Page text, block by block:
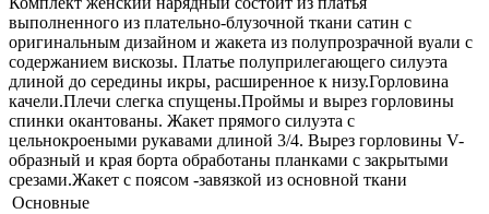
выполненного из плательно-блузочной ткани сатин с
оригинальным дизайном и жакета из полупрозрачной вуали с
содержанием вискозы. Платье полуприлегающего силуэта
длиной до середины икры, расширенное к низу.Горловина
качели.Плечи слегка спущены.Проймы и вырез горловины
спинки окантованы. Жакет прямого силуэта с
цельнокроеными рукавами длиной 3/4. Вырез горловины V-
образный и края борта обработаны планками с закрытыми
срезами.Жакет с поясом -завязкой из основной ткани
Основные